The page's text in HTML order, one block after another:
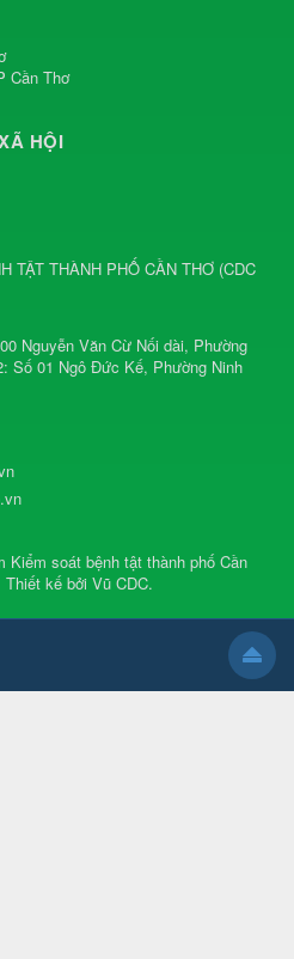
Cần Thơ
HỘI
TẬT THÀNH PHỐ CẦN THƠ (CDC
Nguyễn Văn Cừ Nối dài, Phường
Số 01 Ngô Đức Kế, Phường Ninh
Kiểm soát bệnh tật thành phố Cần
Thiết kế bởi Vũ CDC.